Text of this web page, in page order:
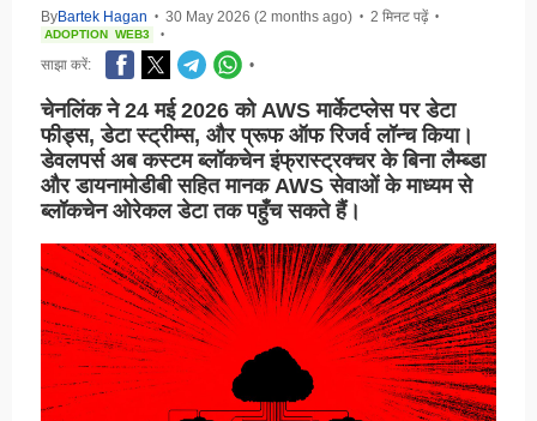
ByBartek Hagan • 30 May 2026 (2 months ago) • 2 मिनट पढ़ें •
ADOPTION WEB3 •
साझा करें: •
चेनलिंक ने 24 मई 2026 को AWS मार्केटप्लेस पर डेटा
फीड्स, डेटा स्ट्रीम्स, और प्रूफ ऑफ रिजर्व लॉन्च किया।
डेवलपर्स अब कस्टम ब्लॉकचेन इंफ्रास्ट्रक्चर के बिना लैम्ब्डा
और डायनामोडीबी सहित मानक AWS सेवाओं के माध्यम से
ब्लॉकचेन ओरेकल डेटा तक पहुँच सकते हैं।